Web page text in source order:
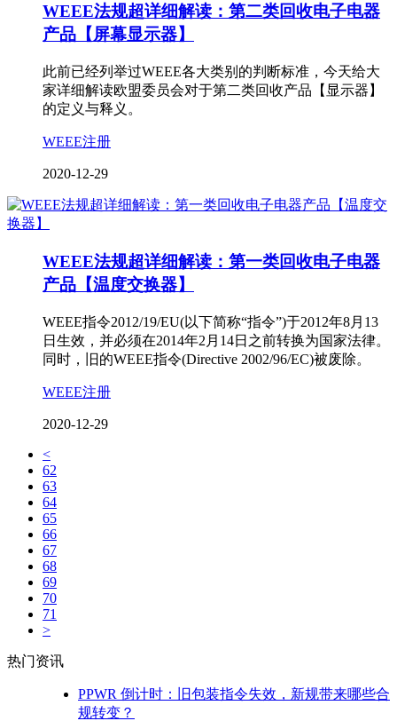
WEEE法规超详细解读：第二类回收电子电器
产品【屏幕显示器】
此前已经列举过WEEE各大类别的判断标准，今天给大
家详细解读欧盟委员会对于第二类回收产品【显示器】
的定义与释义。
WEEE注册
2020-12-29
WEEE法规超详细解读：第一类回收电子电器
产品【温度交换器】
WEEE指令2012/19/EU(以下简称“指令”)于2012年8月13
日生效，并必须在2014年2月14日之前转换为国家法律。
同时，旧的WEEE指令(Directive 2002/96/EC)被废除。
WEEE注册
2020-12-29
<
62
63
64
65
66
67
68
69
70
71
>
热门资讯
PPWR 倒计时：旧包装指令失效，新规带来哪些合
规转变？